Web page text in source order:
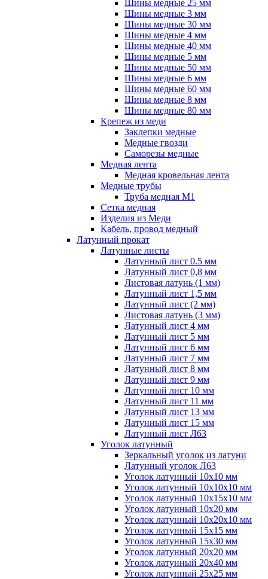
Шины медные 25 мм
Шины медные 3 мм
Шины медные 30 мм
Шины медные 4 мм
Шины медные 40 мм
Шины медные 5 мм
Шины медные 50 мм
Шины медные 6 мм
Шины медные 60 мм
Шины медные 8 мм
Шины медные 80 мм
Крепеж из меди
Заклепки медные
Медные гвозди
Саморезы медные
Медная лента
Медная кровельная лента
Медные трубы
Труба медная М1
Сетка медная
Изделия из Меди
Кабель, провод медный
Латунный прокат
Латунные листы
Латунный лист 0.5 мм
Латунный лист 0,8 мм
Листовая латунь (1 мм)
Латунный лист 1,5 мм
Латунный лист (2 мм)
Листовая латунь (3 мм)
Латунный лист 4 мм
Латунный лист 5 мм
Латунный лист 6 мм
Латунный лист 7 мм
Латунный лист 8 мм
Латунный лист 9 мм
Латунный лист 10 мм
Латунный лист 11 мм
Латунный лист 13 мм
Латунный лист 15 мм
Латунный лист Л63
Уголок латунный
Зеркальный уголок из латуни
Латунный уголок Л63
Уголок латунный 10x10 мм
Уголок латунный 10x10x10 мм
Уголок латунный 10x15x10 мм
Уголок латунный 10x20 мм
Уголок латунный 10x20x10 мм
Уголок латунный 15x15 мм
Уголок латунный 15x30 мм
Уголок латунный 20x20 мм
Уголок латунный 20x40 мм
Уголок латунный 25x25 мм